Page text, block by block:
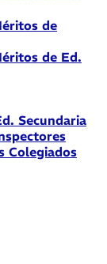
de
de Ed.
Secundaria
Colegiados